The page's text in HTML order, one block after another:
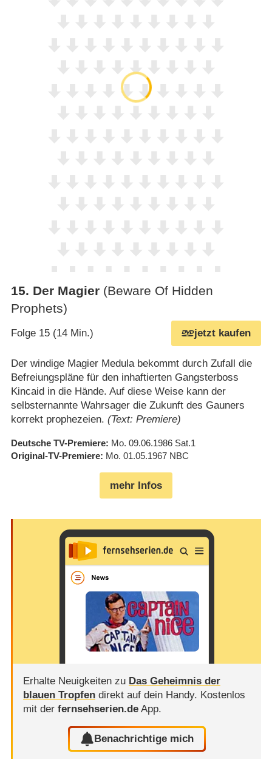
15. Der Magier (Beware Of Hidden
Prophets)
Folge 15 (14 Min.) jetzt kaufen
Der windige Magier Medula bekommt durch Zufall die
Befreiungspläne für den inhaftierten Gangsterboss
Kincaid in die Hände. Auf diese Weise kann der
selbsternannte Wahrsager die Zukunft des Gauners
korrekt prophezeien. (Text: Premiere)
Deutsche TV-Premiere Mo. 09.06.1986 Sat.1
Original-TV-Premiere Mo. 01.05.1967 NBC
mehr Infos
Erhalte Neuigkeiten zu Das Geheimnis der
blauen Tropfendirekt auf dein Handy. Kostenlos
mit der fernsehserien.deApp.
Benachrichtige mich